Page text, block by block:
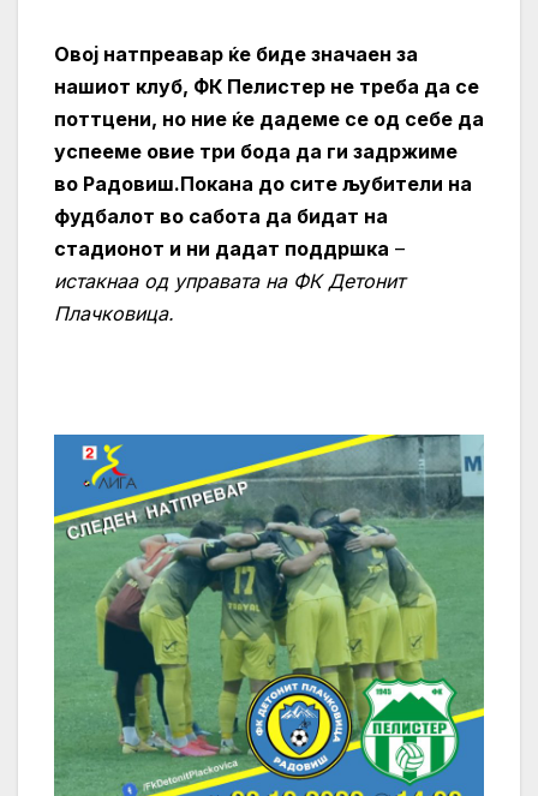
Овој натпреавар ќе биде значаен за
нашиот клуб, ФК Пелистер не треба да се
поттцени, но ние ќе дадеме се од себе да
успееме овие три бода да ги задржиме
во Радовиш.Покана до сите љубители на
фудбалот во сабота да бидат на
стадионот и ни дадат поддршка –
истакнаа од управата на ФК Детонит
Плачковица.